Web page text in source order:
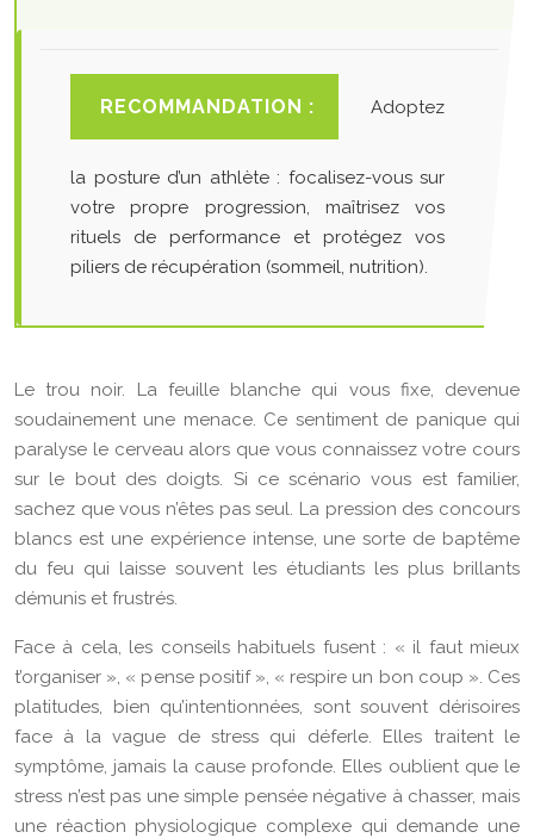
RECOMMANDATION : Adoptez
la posture d’un athlète : focalisez-vous sur
votre propre progression, maîtrisez vos
rituels de performance et protégez vos
piliers de récupération (sommeil, nutrition).
Le trou noir. La feuille blanche qui vous fixe, devenue
soudainement une menace. Ce sentiment de panique qui
paralyse le cerveau alors que vous connaissez votre cours
sur le bout des doigts. Si ce scénario vous est familier,
sachez que vous n’êtes pas seul. La pression des concours
blancs est une expérience intense, une sorte de baptême
du feu qui laisse souvent les étudiants les plus brillants
démunis et frustrés.
Face à cela, les conseils habituels fusent : « il faut mieux
t’organiser », « pense positif », « respire un bon coup ». Ces
platitudes, bien qu’intentionnées, sont souvent dérisoires
face à la vague de stress qui déferle. Elles traitent le
symptôme, jamais la cause profonde. Elles oublient que le
stress n’est pas une simple pensée négative à chasser, mais
une réaction physiologique complexe qui demande une